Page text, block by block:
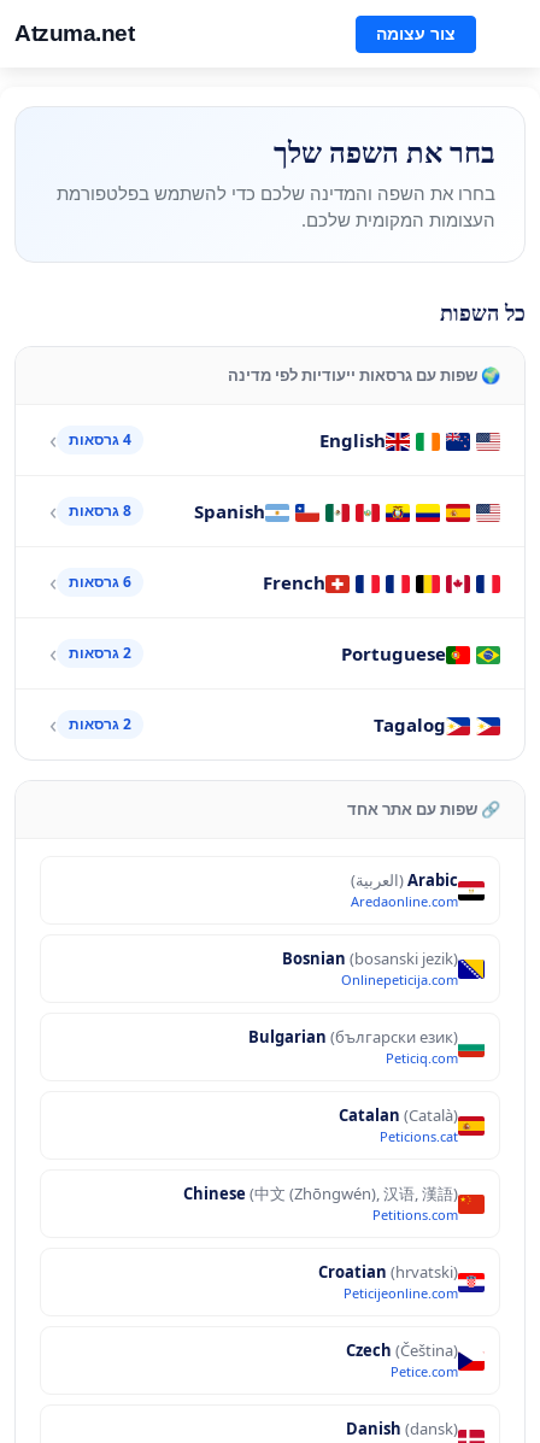
Atzuma.net צור עצומה
בחר את השפה שלך
בחרו את השפה והמדינה שלכם כדי להשתמש בפלטפורמת
העצומות המקומית שלכם.
כל השפות
🌍 שפות עם גרסאות ייעודיות לפי מדינה
English 4 גרסאות
Spanish 8 גרסאות
French 6 גרסאות
Portuguese 2 גרסאות
Tagalog 2 גרסאות
🔗 שפות עם אתר אחד
Arabic(العربية)
Aredaonline.com
Bosnian (bosanski jezik)
Onlinepeticija.com
Bulgarian (български език)
Peticiq.com
Catalan (Català)
Peticions.cat
Chinese (中文 (Zhōngwén), 汉语, 漢語)
Petitions.com
Croatian (hrvatski)
Peticijeonline.com
Czech (Čeština)
Petice.com
Danish (dansk)